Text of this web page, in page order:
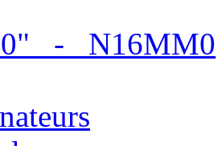
- N16MM0